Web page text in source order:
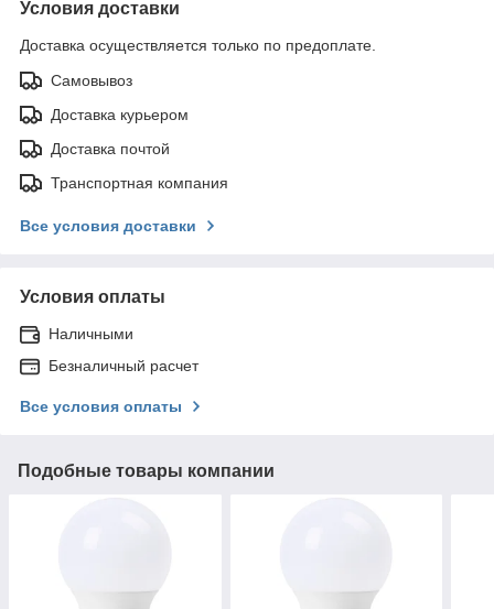
Условия доставки
Доставка осуществляется только по предоплате.
Самовывоз
Доставка курьером
Доставка почтой
Транспортная компания
Все условия доставки
Условия оплаты
Наличными
Безналичный расчет
Все условия оплаты
Подобные товары компании